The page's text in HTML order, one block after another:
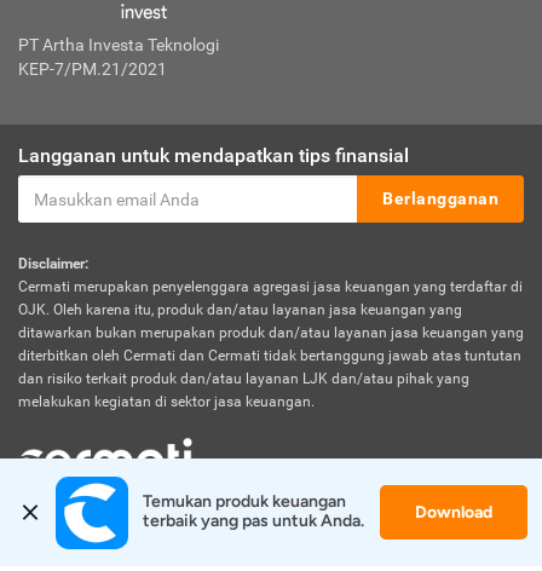
PT Artha Investa Teknologi
KEP-7/PM.21/2021
Langganan untuk mendapatkan tips finansial
Berlangganan
Disclaimer:
Cermati merupakan penyelenggara agregasi jasa keuangan yang terdaftar di
OJK. Oleh karena itu, produk dan/atau layanan jasa keuangan yang
ditawarkan bukan merupakan produk dan/atau layanan jasa keuangan yang
diterbitkan oleh Cermati dan Cermati tidak bertanggung jawab atas tuntutan
dan risiko terkait produk dan/atau layanan LJK dan/atau pihak yang
melakukan kegiatan di sektor jasa keuangan.
© 2026 Cermati. All Rights Reserved.
Temukan produk keuangan
terbaik yang pas untuk Anda.
Download